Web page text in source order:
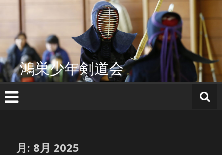
ツ
へ
ス
キ
ッ
鴻巣少年剣道会
月: 8月 2025